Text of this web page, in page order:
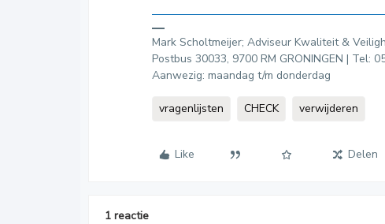
Mark Scholtmeijer; Adviseur Kwaliteit &
Postbus 30033, 9700 RM GRONINGEN | Tel:
Aanwezig: maandag t/m donderdag
vragenlijsten CHECK verwijderen
Like Delen
1 reactie